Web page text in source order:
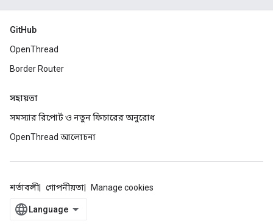
GitHub
OpenThread
Border Router
সহায়তা
সমস্যার রিপোর্ট ও নতুন ফিচারের অনুরোধ
OpenThread আলোচনা
শর্তাবলী গোপনীয়তা Manage cookies